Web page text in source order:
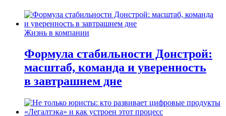
Жизнь в компании
Формула стабильности Донстрой:
масштаб, команда и уверенность
в завтрашнем дне